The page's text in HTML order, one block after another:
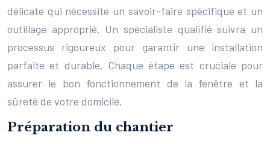
délicate qui nécessite un savoir-faire spécifique et un
outillage approprié. Un spécialiste qualifié suivra un
processus rigoureux pour garantir une installation
parfaite et durable. Chaque étape est cruciale pour
assurer le bon fonctionnement de la fenêtre et la
sûreté de votre domicile.
Préparation du chantier